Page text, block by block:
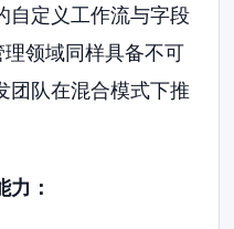
自定义工作流与字段
领域同样具备不可
团队在混合模式下推
：